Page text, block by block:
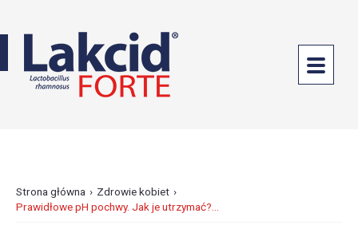
Strona główna › Zdrowie kobiet ›
Prawidłowe pH pochwy. Jak je utrzymać?...